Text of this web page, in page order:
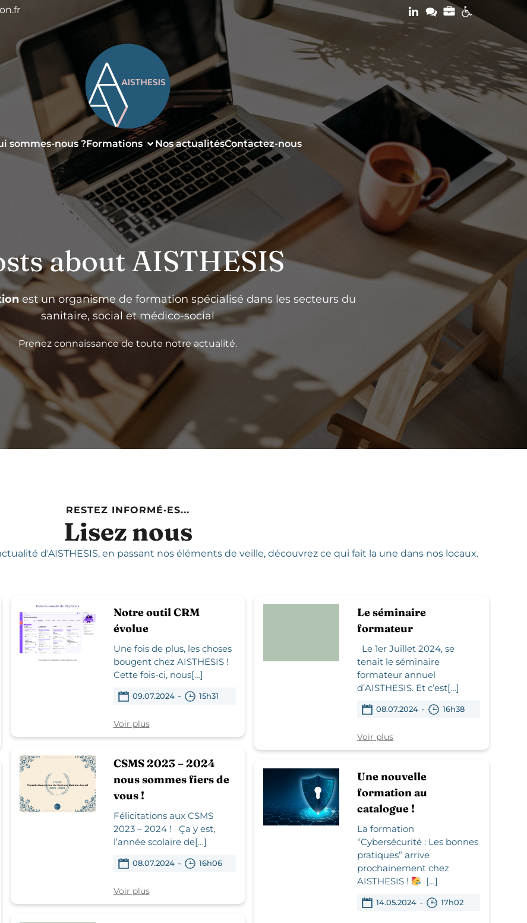
sommes-nous ?Formations Nos actualitésContactez-nous
about AISTHESIS
est un organisme de formation spécialisé dans les secteurs du
sanitaire, social et médico-social
Prenez connaissance de toute notre actualité.
RESTEZ INFORMÉ·ES...
Lisez nous
d'AISTHESIS,en passant nos éléments de veille, découvrez ce qui fait la une dans nos locaux.
Notre outil CRM
évolue
Une fois de plus, les choses
bougent chez AISTHESIS !
Cette fois-ci, nous[…]
09.07.2024 - 15h31
Voir plus
Le séminaire
formateur
Le 1er Juillet 2024, se
tenait le séminaire
formateur annuel
d’AISTHESIS. Et c’est[…]
08.07.2024 - 16h38
Voir plus
CSMS 2023 – 2024
nous sommes fiers de
vous !
Félicitations aux CSMS
2023 – 2024 ! Ça y est,
l’année scolaire de[…]
08.07.2024 - 16h06
Voir plus
Une nouvelle
formation au
catalogue !
La formation
“Cybersécurité : Les bonnes
pratiques” arrive
prochainement chez
AISTHESIS !
[…]
14.05.2024 - 17h02